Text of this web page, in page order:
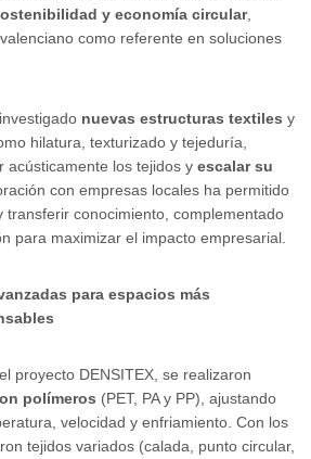
y economía circular,
como referente en soluciones
nuevas estructuras textiles y
hilatura, texturizado y tejeduría,
acústicamente los tejidos y escalar su
con empresas locales ha permitido
transferir conocimiento, complementado
para maximizar el impacto empresarial.
para espacios más
proyecto DENSITEX, se realizaron
polímeros (PET, PA y PP), ajustando
velocidad y enfriamiento. Con los
tejidos variados (calada, punto circular,